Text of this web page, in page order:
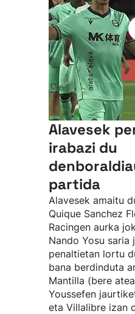
Alavesek
irabazi du
partida
Alavesek amaitu
Quique Sanchez
Racingen aurka
Nando Yosu saria
penaltietan lortu
bana berdinduta
Mantilla (bere
Youssefen
eta Villalibre izan